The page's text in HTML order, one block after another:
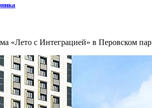
«Лето с Интеграцией» в Перовском